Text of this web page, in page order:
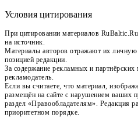
Условия цитирования
При цитировании материалов RuBaltic.Ru
на источник.
Материалы авторов отражают их личную
позицией редакции.
За содержание рекламных и партнёрских
рекламодатель.
Если вы считаете, что материал,
размещён на сайте с нарушением ваших
раздел «Правообладателям». Редакция
приоритетном порядке.